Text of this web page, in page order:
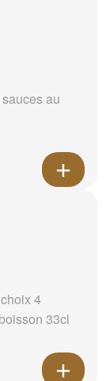
au
4
33cl